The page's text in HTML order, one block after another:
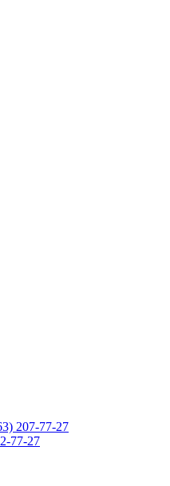
207-77-27
77-27